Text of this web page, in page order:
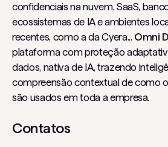
confidenciais na nuvem, SaaS,
ecossistemas de IA e ambientes
recentes, como a da Cyera... Omni
plataforma com proteção
dados, nativa de IA, trazendo
compreensão contextual de como
são usados ​​em toda a empresa.
Contatos